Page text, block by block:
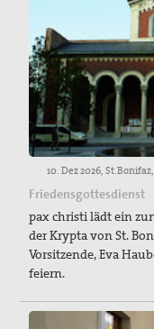
10. Dez 2026,
Friedensgottesdienst
pax christi lädt ein
der Krypta von St.
Vorsitzende, Eva
feiern.